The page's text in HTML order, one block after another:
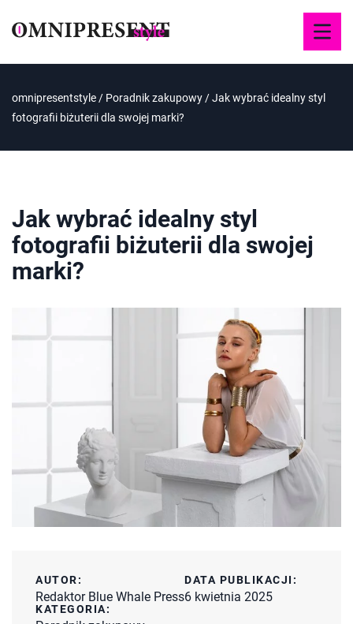
omnipresentstyle / Poradnik zakupowy /Jak wybrać idealny styl
fotografii biżuterii dla swojej marki?
Jak wybrać idealny styl
fotografii biżuterii dla swojej
marki?
AUTOR:
Redaktor Blue Whale Press
DATA PUBLIKACJI:
6 kwietnia 2025
KATEGORIA: